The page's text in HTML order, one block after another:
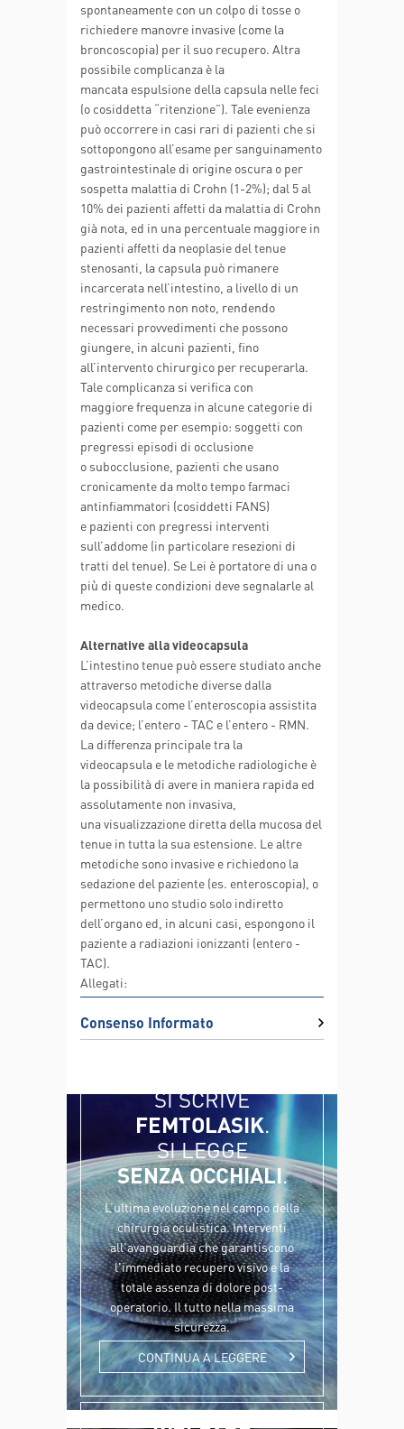
spontaneamente con un colpo di tosse o
richiedere manovre invasive (come la
broncoscopia) per il suo recupero. Altra
possibile complicanza è la
mancata espulsione della capsula nelle feci
(o cosiddetta “ritenzione”). Tale evenienza
può occorrere in casi rari di pazienti che si
sottopongono all’esame per sanguinamento
gastrointestinale di origine oscura o per
sospetta malattia di Crohn (1-2%); dal 5 al
10% dei pazienti affetti da malattia di Crohn
già nota, ed in una percentuale maggiore in
pazienti affetti da neoplasie del tenue
stenosanti, la capsula può rimanere
incarcerata nell’intestino, a livello di un
restringimento non noto, rendendo
necessari provvedimenti che possono
giungere, in alcuni pazienti, fino
all’intervento chirurgico per recuperarla.
Tale complicanza si verifica con
maggiore frequenza in alcune categorie di
pazienti come per esempio: soggetti con
pregressi episodi di occlusione
o subocclusione, pazienti che usano
cronicamente da molto tempo farmaci
antinfiammatori (cosiddetti FANS)
e pazienti con pregressi interventi
sull’addome (in particolare resezioni di
tratti del tenue). Se Lei è portatore di una o
più di queste condizioni deve segnalarle al
medico.
Alternative alla videocapsula
L’intestino tenue può essere studiato anche
attraverso metodiche diverse dalla
videocapsula come l’enteroscopia assistita
da device; l’entero - TAC e l’entero - RMN.
La differenza principale tra la
videocapsula e le metodiche radiologiche è
la possibilità di avere in maniera rapida ed
assolutamente non invasiva,
una visualizzazione diretta della mucosa del
tenue in tutta la sua estensione. Le altre
metodiche sono invasive e richiedono la
sedazione del paziente (es. enteroscopia), o
permettono uno studio solo indiretto
dell’organo ed, in alcuni casi, espongono il
paziente a radiazioni ionizzanti (entero -
TAC).
Allegati:
Consenso Informato
SI SCRIVE
FEMTOLASIK.
SI LEGGE
SENZA OCCHIALI.
L’ultima evoluzione nel campo della
chirurgia oculistica. Interventi
all'avanguardia che garantiscono
l'immediato recupero visivo e la
totale assenza di dolore post-
operatorio. Il tutto nella massima
sicurezza.
CONTINUA A LEGGERE